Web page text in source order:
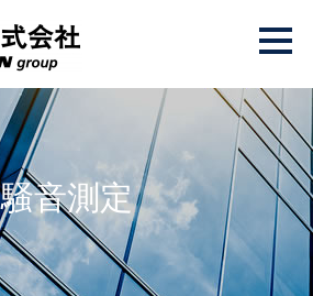
騒音測定